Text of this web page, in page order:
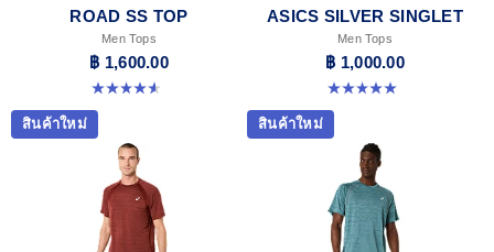
ROAD SS TOP
Men Tops
฿ 1,600.00
4.6 จาก 5 ดาว 14 รีวิว
ASICS SILVER SINGLET
Men Tops
฿ 1,000.00
5.0 จาก 5 ดาว 1 รีวิว
สินค้าใหม่ สินค้าใหม่